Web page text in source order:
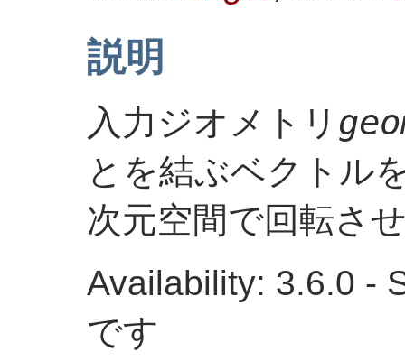
説明
入力ジオメトリ
とを結ぶベクトル
次元空間で回転さ
Availability: 3.6.0 -
です